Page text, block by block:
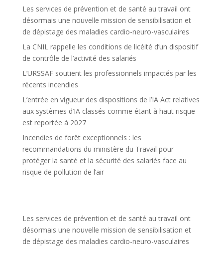
Les services de prévention et de santé au travail ont
désormais une nouvelle mission de sensibilisation et
de dépistage des maladies cardio-neuro-vasculaires
La CNIL rappelle les conditions de licéité d’un dispositif
de contrôle de l’activité des salariés
L’URSSAF soutient les professionnels impactés par les
récents incendies
L’entrée en vigueur des dispositions de l’IA Act relatives
aux systèmes d’IA classés comme étant à haut risque
est reportée à 2027
Incendies de forêt exceptionnels : les
recommandations du ministère du Travail pour
protéger la santé et la sécurité des salariés face au
risque de pollution de l’air
Les services de prévention et de santé au travail ont
désormais une nouvelle mission de sensibilisation et
de dépistage des maladies cardio-neuro-vasculaires